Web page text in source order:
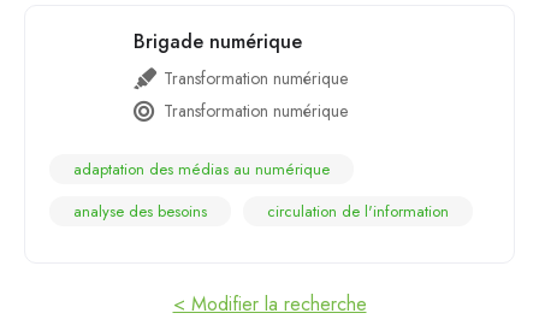
Brigade numérique
Transformation numérique
Transformation numérique
adaptation des médias au numérique
analyse des besoins
circulation de l'information
< Modifier la recherche